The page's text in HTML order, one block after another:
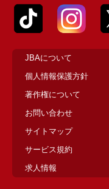
JBAについて
個人情報保護方針
著作権について
お問い合わせ
サイトマップ
サービス規約
求人情報